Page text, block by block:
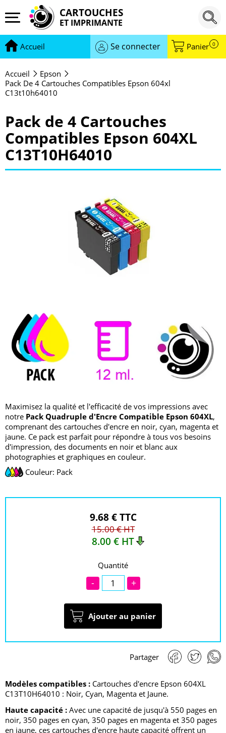
CARTOUCHES
ET IMPRIMANTE
Accueil Se connecter Panier 0
Accueil
Epson
Pack De 4 Cartouches Compatibles Epson 604xl
C13t10h64010
Pack de 4 Cartouches
Compatibles Epson 604XL
C13T10H64010
Maximisez la qualité et l'efficacité de vos impressions avec
notre Pack Quadruple d'Encre Compatible Epson 604XL,
comprenant des cartouches d'encre en noir, cyan, magenta et
jaune. Ce pack est parfait pour répondre à tous vos besoins
d'impression, des documents en noir et blanc aux
photographies et graphiques en couleur.
Couleur: Pack
9.68 € TTC
15.00 € HT
8.00 € HT
Quantité
- +
Ajouter au panier
Partager
Modèles compatibles : Cartouches d'encre Epson 604XL
C13T10H64010 : Noir, Cyan, Magenta et Jaune.
Haute capacité : Avec une capacité de jusqu'à 550 pages en
noir, 350 pages en cyan, 350 pages en magenta et 350 pages
en jaune, ces cartouches d'encre haute capacité offrent un